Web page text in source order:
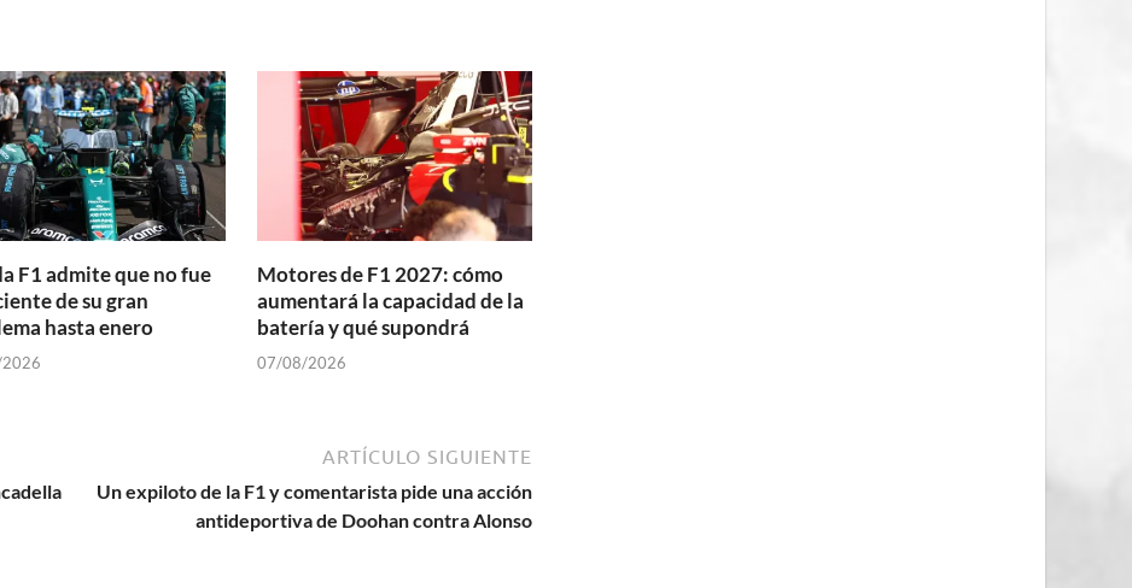
F1 admite que no fue
de su gran
hasta enero
Motores de F1 2027: cómo
aumentará la capacidad de la
batería y qué supondrá
07/08/2026
ARTÍCULO SIGUIENTE
Un expiloto de la F1 y comentarista pide una acción
antideportiva de Doohan contra Alonso